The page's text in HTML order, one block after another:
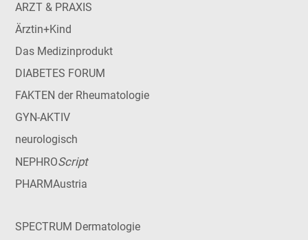
ARZT & PRAXIS
Ärztin+Kind
Das Medizinprodukt
DIABETES FORUM
FAKTEN der Rheumatologie
GYN-AKTIV
neurologisch
NEPHROScript
PHARMAustria
SPECTRUM Dermatologie